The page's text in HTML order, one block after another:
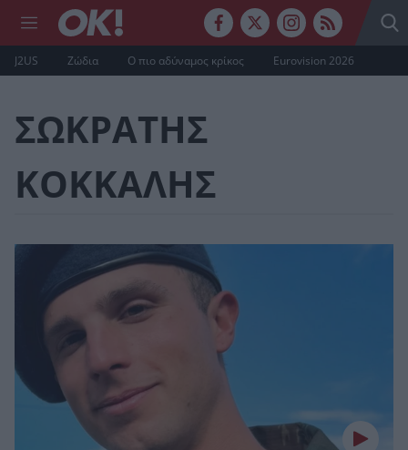
J2US Ζώδια Ο πιο αδύναμος κρίκος Eurovision 2026
ΣΩΚΡΑΤΗΣ
ΚΟΚΚΑΛΗΣ